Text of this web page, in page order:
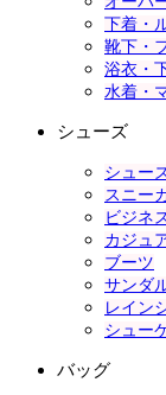
下着・
靴下・
浴衣・
水着・
シューズ
シュー
スニー
ビジネ
カジュ
ブーツ
サンダ
レイン
シュー
バッグ